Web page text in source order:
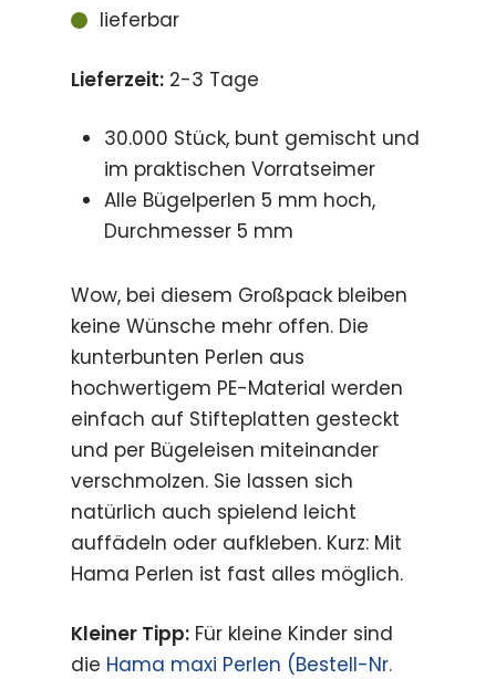
lieferbar
Lieferzeit: 2-3 Tage
30.000 Stück, bunt gemischt und
im praktischen Vorratseimer
Alle Bügelperlen 5 mm hoch,
Durchmesser 5 mm
Wow, bei diesem Großpack bleiben
keine Wünsche mehr offen. Die
kunterbunten Perlen aus
hochwertigem PE-Material werden
einfach auf Stifteplatten gesteckt
und per Bügeleisen miteinander
verschmolzen. Sie lassen sich
natürlich auch spielend leicht
auffädeln oder aufkleben. Kurz: Mit
Hama Perlen ist fast alles möglich.
Kleiner Tipp: Für kleine Kinder sind
die Hama maxi Perlen (Bestell-Nr.